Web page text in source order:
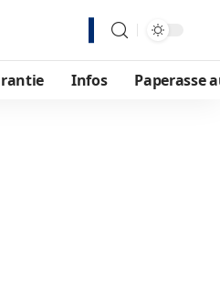
Infos Paperasse